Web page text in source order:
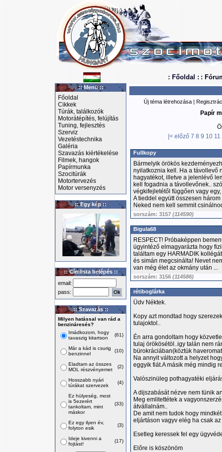
: Főoldal : :
:: Menü ::
Főoldal
Cikkek
Túrák, találkozók
Motorátépítés, felújítás
Tuning, fejlesztés
Szerviz
Vezetéstechnika
Galéria
Szavazás kiértékelése
Filmek, hangok
Papírmunka
Szocitúrák
Motortervezés
Motor versenyzés
:: Egy kép ::
:: Címlista belépés ::
email:
pass:
:: Szavazás ::
Milyen hatással van rád a
benzináresés?
Imádkozom, hogy
tavaszig kitartson
(61)
Már a kád is csurig
benzinnel
(10)
Eladtam az összes
MOL részvényemet
(2)
Hosszabb nyári
túrákat szervezek
(4)
Ez hülyeség, most
is 5ezerért
tankoltam, mint
máskor
(33)
Ez egy ilyen év,
folyton esik
(3)
Ideje kivenni a
fojtást!
(17)
Új téma létrehozása |
Papír
|< előző 7 8 9 10 11
Fullkopy
Bármelyik örökös
nyilatkoznia kell. Ha a távollevő
hagyatékot, illetve a jelenlévő
kell fogadnia a távollevőnek..
végkifejletétől függően vagy
A tieddel együtt összesen
Neked nem kell semmit
sorszám: 3157 (114590)
Bigula68
RESPECT! Próbaképpen
ügyintéző elmagyarázta hogy
találtam egy HARMADIK
és simán megcsinálta! Nevet
van még élet az okmány után ...
sorszám: 3156 (114586)
rétiboglárka
Üdv Néktek.
Kopy azt mondtad hogy
tulajoktol..
Én arra gondoltam hogy
tulaj örökösétöl..igy talán nem
bürokráciában(köztük
Na annyit változott a helyzet
eggyik fiát.A másik még mindig
Valószinüleg pothagyatéki
A dijszabását nézve nem tünik
Meg emlitettétek a
átvállalnám..
De amit nem tudok hogy
eljártáson vagyv elég ha csak
Esetleg keressek fel egy
Előre is köszönöm